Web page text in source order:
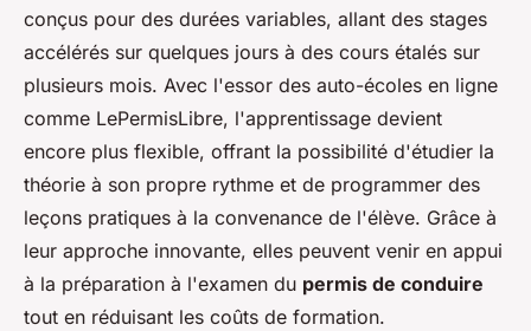
conçus pour des durées variables, allant des stages
accélérés sur quelques jours à des cours étalés sur
plusieurs mois. Avec l'essor des auto-écoles en ligne
comme LePermisLibre, l'apprentissage devient
encore plus flexible, offrant la possibilité d'étudier la
théorie à son propre rythme et de programmer des
leçons pratiques à la convenance de l'élève. Grâce à
leur approche innovante, elles peuvent venir en appui
à la préparation à l'examen du permis de conduire
tout en réduisant les coûts de formation.